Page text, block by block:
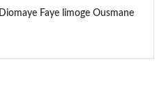
Faye limoge Ousmane